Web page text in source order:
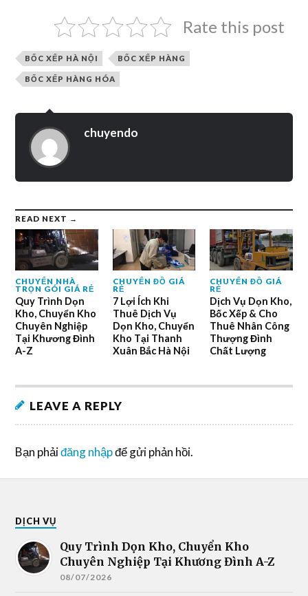
Rate this post
BỐC XẾP HÀ NỘI BỐC XẾP HÀNG
BỐC XẾP HÀNG HÓA
chuyendo
READ NEXT →
CHUYỂN NHÀ
TRỌN GÓI GIÁ RẺ
Quy Trình Dọn
Kho, Chuyển Kho
Chuyên Nghiệp
Tại Khương Đình
A-Z
CHUYỂN ĐỒ GIÁ
RẺ
7 Lợi Ích Khi
Thuê Dịch Vụ
Dọn Kho, Chuyển
Kho Tại Thanh
Xuân Bắc Hà Nội
CHUYỂN ĐỒ GIÁ
RẺ
Dịch Vụ Dọn Kho,
Bốc Xếp & Cho
Thuê Nhân Công
Thượng Đình
Chất Lượng
LEAVE A REPLY
Bạn phảiđăng nhậpđể gửi phản hồi.
DỊCH VỤ
Quy Trình Dọn Kho, Chuyển Kho
Chuyên Nghiệp Tại Khương Đình A-Z
08/07/2026